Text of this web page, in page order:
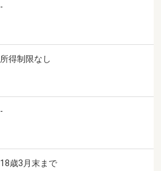
-
所得制限なし
-
18歳3月末まで